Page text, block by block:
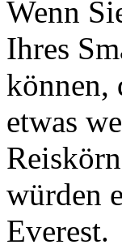
Wenn
Ihres
können,
etwas
würden
Everest.